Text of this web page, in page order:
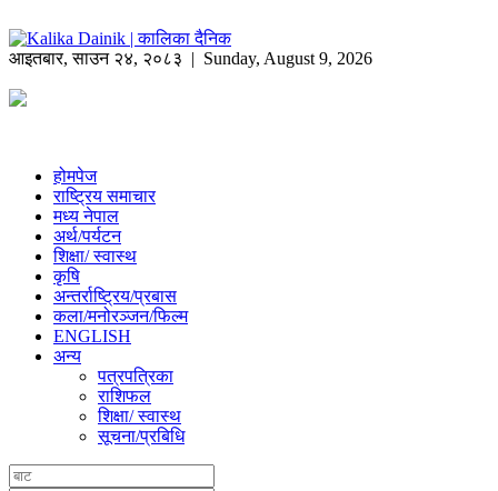
आइतबार,साउन २४, २०८३ | Sunday, August 9, 2026
होमपेज
राष्ट्रिय समाचार
मध्य नेपाल
अर्थ/पर्यटन
शिक्षा/ स्वास्थ
कृषि
अन्तर्राष्ट्रिय/प्रबास
कला/मनोरञ्जन/फिल्म
ENGLISH
अन्य
पत्रपत्रिका
राशिफल
शिक्षा/ स्वास्थ
सूचना/प्रबिधि